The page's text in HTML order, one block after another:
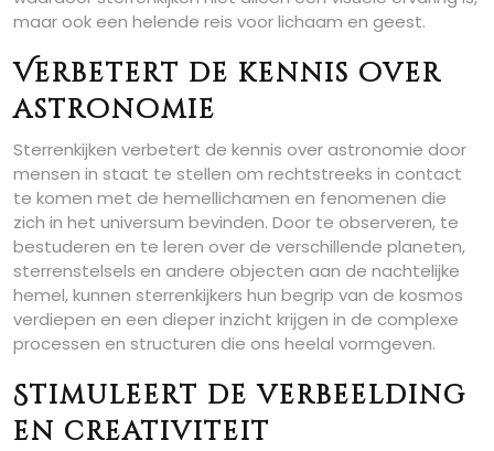
maar ook een helende reis voor lichaam en geest.
Verbetert de kennis over
astronomie
Sterrenkijken verbetert de kennis over astronomie door
mensen in staat te stellen om rechtstreeks in contact
te komen met de hemellichamen en fenomenen die
zich in het universum bevinden. Door te observeren, te
bestuderen en te leren over de verschillende planeten,
sterrenstelsels en andere objecten aan de nachtelijke
hemel, kunnen sterrenkijkers hun begrip van de kosmos
verdiepen en een dieper inzicht krijgen in de complexe
processen en structuren die ons heelal vormgeven.
Stimuleert de verbeelding
en creativiteit